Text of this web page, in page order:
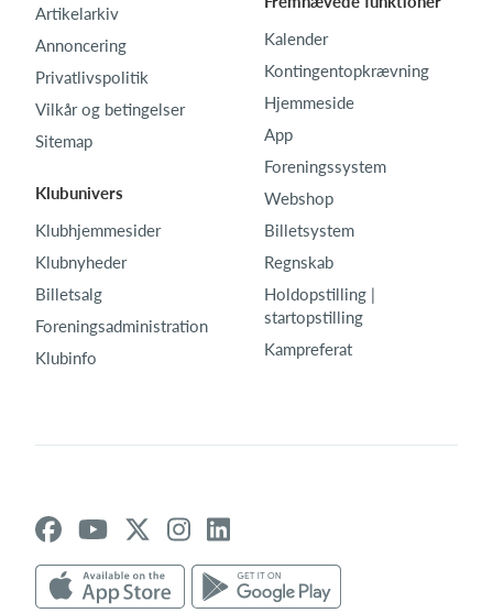
Artikelarkiv
Annoncering
Privatlivspolitik
Vilkår og betingelser
Sitemap
Klubunivers
Klubhjemmesider
Klubnyheder
Billetsalg
Foreningsadministration
Klubinfo
Kalender
Kontingentopkrævning
Hjemmeside
App
Foreningssystem
Webshop
Billetsystem
Regnskab
Holdopstilling |
startopstilling
Kampreferat